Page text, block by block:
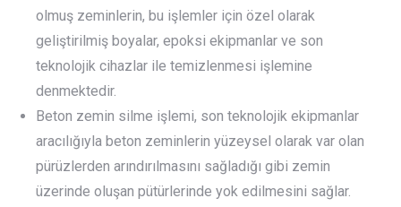
olmuş zeminlerin, bu işlemler için özel olarak
geliştirilmiş boyalar, epoksi ekipmanlar ve son
teknolojik cihazlar ile temizlenmesi işlemine
denmektedir.
Beton zemin silme işlemi, son teknolojik ekipmanlar
aracılığıyla beton zeminlerin yüzeysel olarak var olan
pürüzlerden arındırılmasını sağladığı gibi zemin
üzerinde oluşan pütürlerinde yok edilmesini sağlar.